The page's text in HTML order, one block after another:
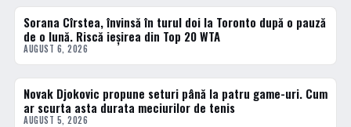
TENIS
Sorana Cîrstea, învinsă în turul doi la Toronto după o pauză
de o lună. Riscă ieșirea din Top 20 WTA
AUGUST 6, 2026
TENIS
Novak Djokovic propune seturi până la patru game-uri. Cum
ar scurta asta durata meciurilor de tenis
AUGUST 5, 2026